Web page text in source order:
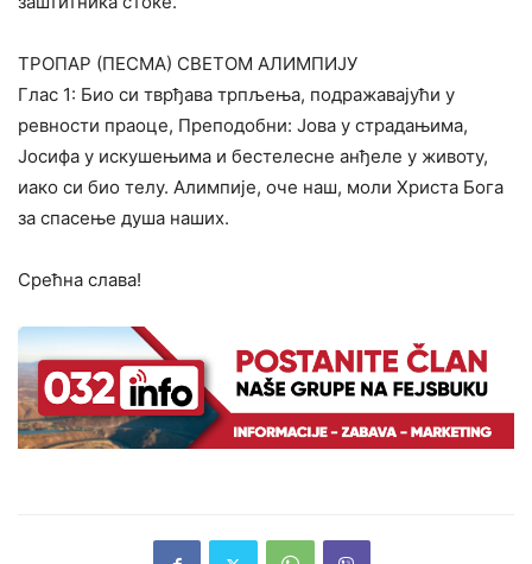
ТРОПАР (ПЕСМА) СВЕТОМ АЛИМПИЈУ
Глас 1: Био си тврђава трпљења, подражавајући у
ревности праоце, Преподобни: Јова у страдањима,
Јосифа у искушењима и бестелесне анђеле у животу,
иако си био телу. Алимпије, оче наш, моли Христа Бога
за спасење душа наших.
Срећна слава!